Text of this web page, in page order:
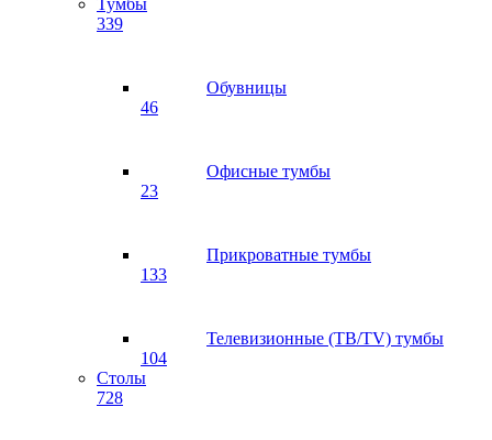
Тумбы
339
Обувницы
46
Офисные тумбы
23
Прикроватные тумбы
133
Телевизионные (ТВ/TV) тумбы
104
Столы
728